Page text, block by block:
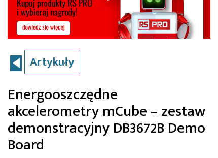
Artykuły
Energooszczędne
akcelerometry mCube – zestaw
demonstracyjny DB3672B Demo
Board